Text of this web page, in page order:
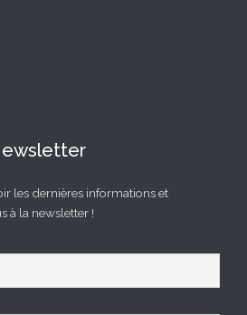
les dernières informations et
à la newsletter !